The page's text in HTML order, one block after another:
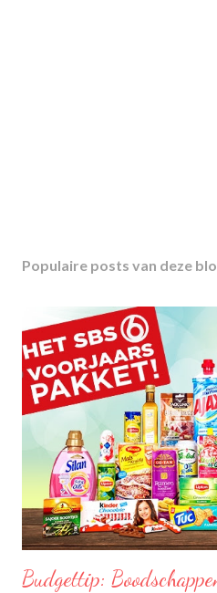
Populaire posts van deze
Budgettip: